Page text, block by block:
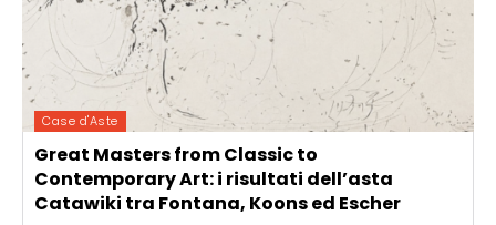
Case d'Aste
Great Masters from Classic to
Contemporary Art: i risultati dell’asta
Catawiki tra Fontana, Koons ed Escher